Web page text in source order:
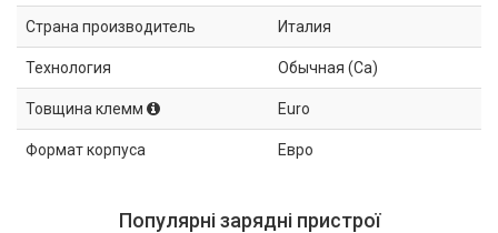
Страна производитель Италия
Технология Обычная (Ca)
Товщина клемм Euro
Формат корпуса Евро
Популярні зарядні пристрої